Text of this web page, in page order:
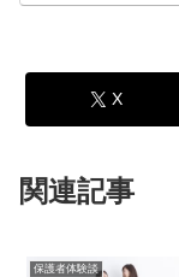
X
関連記事
保護者体験談